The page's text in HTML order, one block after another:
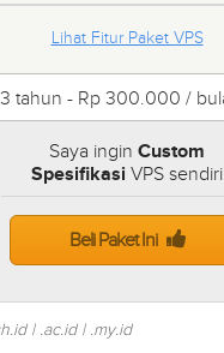
Lihat Fitur Paket VPS
Saya ingin Custom
Spesifikasi VPS sendiri
Beli Paket Ini
| .ac.id | .my.id